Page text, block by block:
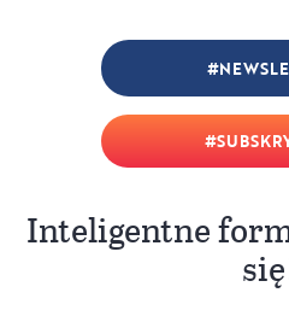
Inteligentne